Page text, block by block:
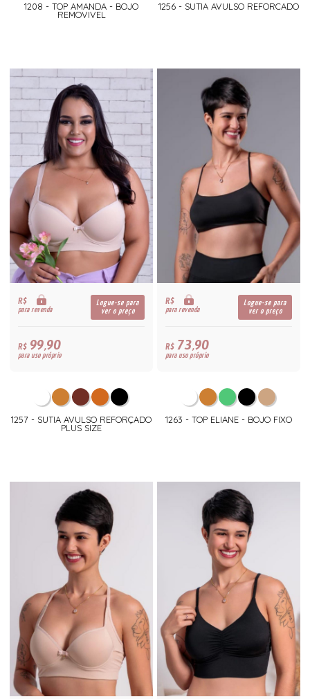
1208 - TOP AMANDA - BOJO
REMOVIVEL
1256 - SUTIA AVULSO REFORCADO
R$
para revenda
Logue-se para
ver o preço
R$99,90
para uso próprio
1257 - SUTIA AVULSO REFORÇADO
PLUS SIZE
R$
para revenda
Logue-se para
ver o preço
R$73,90
para uso próprio
1263 - TOP ELIANE - BOJO FIXO